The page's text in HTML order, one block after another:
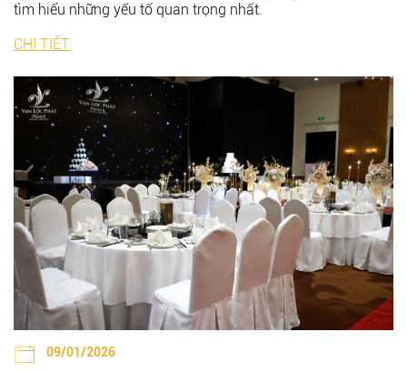
tìm hiểu những yếu tố quan trọng nhất.
CHI TIẾT
09/01/2026